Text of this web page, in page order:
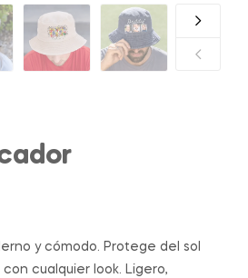
y cómodo. Protege del sol
cualquier look. Ligero,